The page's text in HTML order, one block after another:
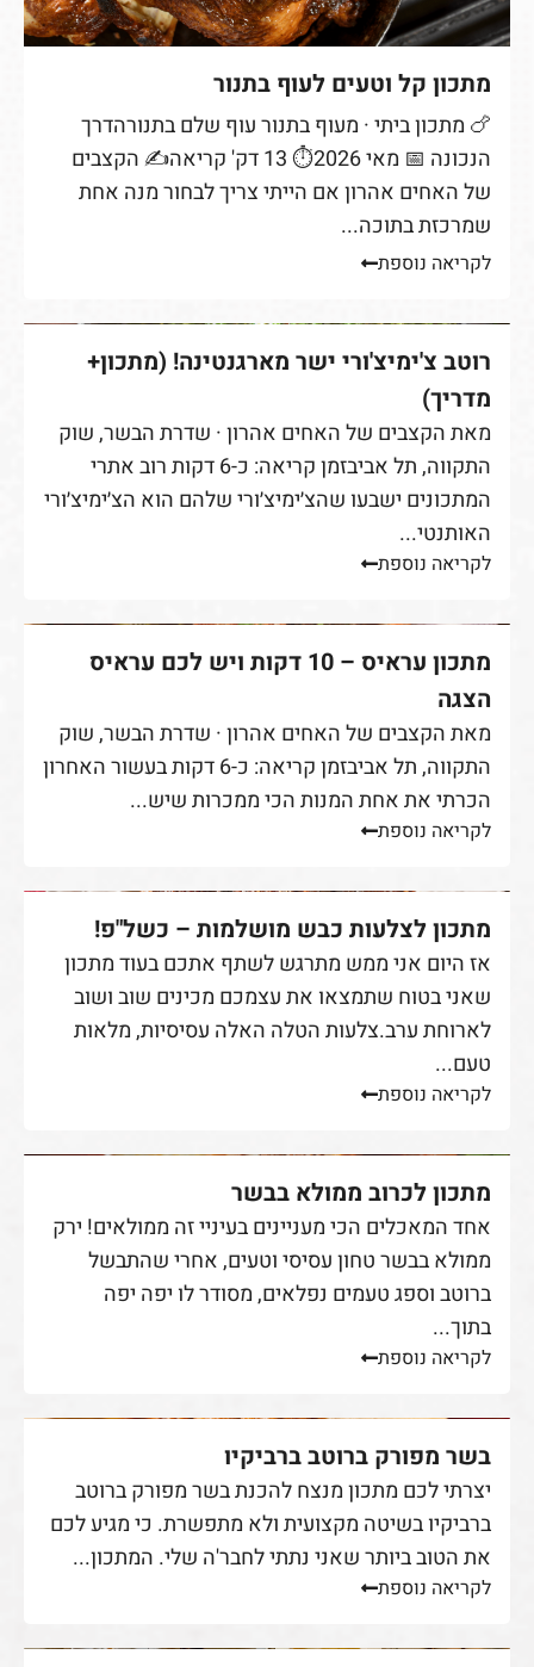
מתכון קל וטעים לעוף בתנור
🍗 מתכון ביתי · מעוף בתנור עוף שלם בתנורהדרך
הנכונה 📅 מאי 2026⏱ 13 דק' קריאה✍ הקצבים
של האחים אהרון אם הייתי צריך לבחור מנה אחת
שמרכזת בתוכה...
לקריאה נוספת
רוטב צ'ימיצ'ורי ישר מארגנטינה! (מתכון+
מדריך)
מאת הקצבים של האחים אהרון · שדרת הבשר, שוק
התקווה, תל אביבזמן קריאה: כ-6 דקות רוב אתרי
המתכונים ישבעו שהצ׳ימיצ׳ורי שלהם הוא הצ׳ימיצ׳ורי
האותנטי...
לקריאה נוספת
מתכון עראיס – 10 דקות ויש לכם עראיס
הצגה
מאת הקצבים של האחים אהרון · שדרת הבשר, שוק
התקווה, תל אביבזמן קריאה: כ-6 דקות בעשור האחרון
הכרתי את אחת המנות הכי ממכרות שיש...
לקריאה נוספת
מתכון לצלעות כבש מושלמות – כשל"פ!
אז היום אני ממש מתרגש לשתף אתכם בעוד מתכון
שאני בטוח שתמצאו את עצמכם מכינים שוב ושוב
לארוחת ערב.צלעות הטלה האלה עסיסיות, מלאות
טעם...
לקריאה נוספת
מתכון לכרוב ממולא בבשר
אחד המאכלים הכי מעניינים בעיניי זה ממולאים! ירק
ממולא בבשר טחון עסיסי וטעים, אחרי שהתבשל
ברוטב וספג טעמים נפלאים, מסודר לו יפה יפה
בתוך...
לקריאה נוספת
בשר מפורק ברוטב ברביקיו
יצרתי לכם מתכון מנצח להכנת בשר מפורק ברוטב
ברביקיו בשיטה מקצועית ולא מתפשרת. כי מגיע לכם
את הטוב ביותר שאני נתתי לחבר'ה שלי. המתכון...
לקריאה נוספת